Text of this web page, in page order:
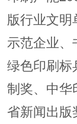
版行业文
示范企业
绿色印刷标
制奖、中华
省新闻出